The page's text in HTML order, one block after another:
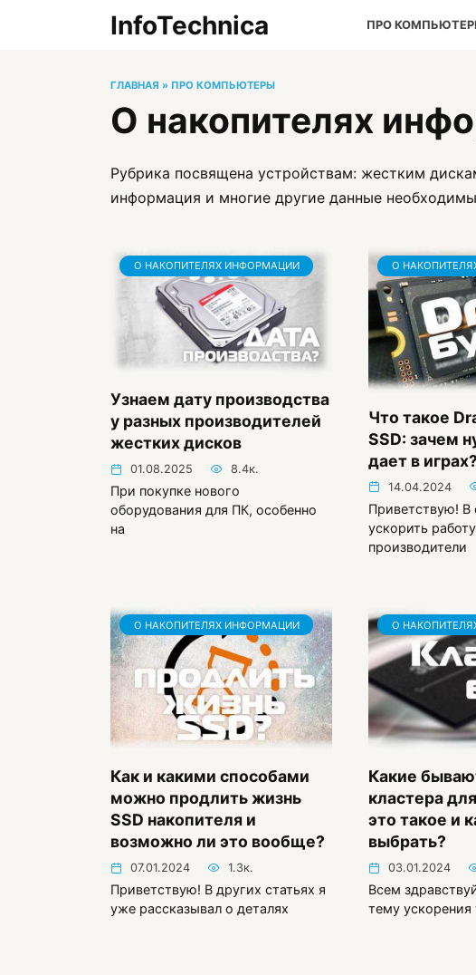
InfoTechnica ПРО
ГЛАВНАЯ » ПРО КОМПЬЮТЕРЫ
О накопителях
Рубрика посвящена устройствам: жестким
информация и многие другие данные
О НАКОПИТЕЛЯХ ИНФОРМАЦИИ
Узнаем дату производства
у разных производителей
жестких дисков
01.08.2025 8.4к.
При покупке нового
оборудования для ПК, особенно
на
О
Что такое
SSD: зачем
дает в играх?
14.04.2024
Приветствую! В
ускорить
производители
О НАКОПИТЕЛЯХ ИНФОРМАЦИИ
Как и какими способами
можно продлить жизнь
SSD накопителя и
возможно ли это вообще?
07.01.2024 1.3к.
Приветствую! В других статьях я
уже рассказывал о деталях
О
Какие
кластера
это такое и
выбрать?
03.01.2024
Всем
тему ускорения